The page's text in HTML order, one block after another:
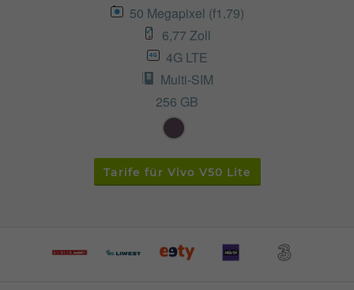
50 Megapixel (f1.79)
6,77 Zoll
4G LTE
Multi-SIM
256 GB
Tarife für Vivo V50 Lite